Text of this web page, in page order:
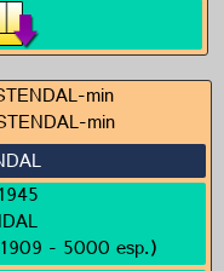
- 5000 esp.)